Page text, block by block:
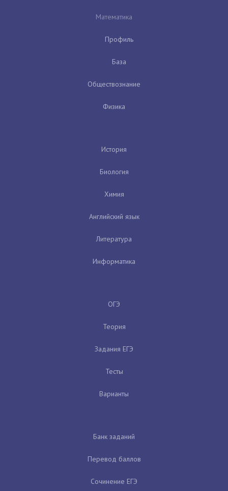
Математика
Профиль
База
Обществознание
Физика
История
Биология
Химия
Английский язык
Литература
Информатика
ОГЭ
Теория
Задания ЕГЭ
Тесты
Варианты
Банк заданий
Перевод баллов
Сочинение ЕГЭ